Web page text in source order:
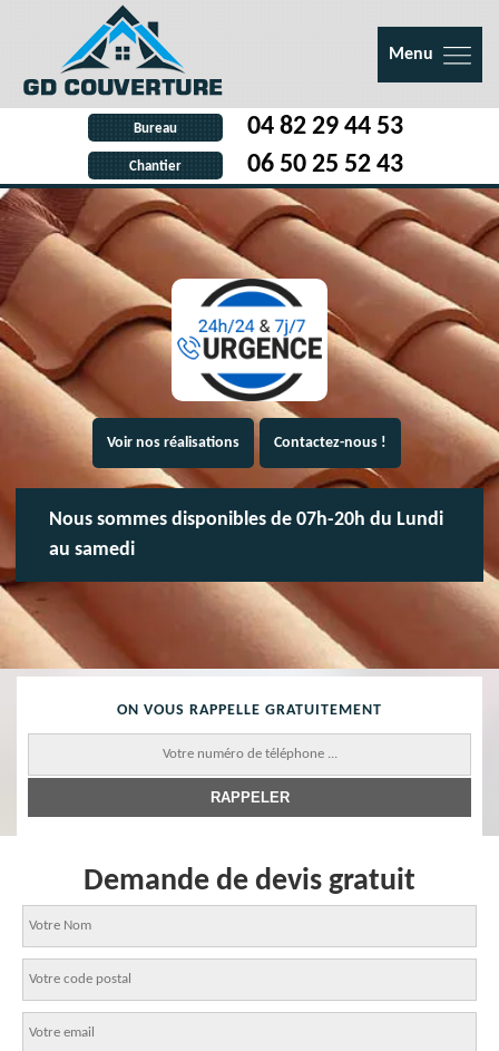
Menu
Bureau 04 82 29 44 53
Chantier 06 50 25 52 43
Voir nos réalisations Contactez-nous !
Nous sommes disponibles de 07h-20h du Lundi
au samedi
ON VOUS RAPPELLE GRATUITEMENT
Demande de devis gratuit